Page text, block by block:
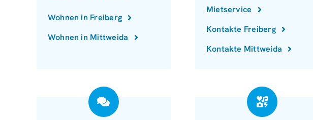
Wohnen in Freiberg
Wohnen in Mittweida
Mietservice
Kontakte Freiberg
Kontakte Mittweida